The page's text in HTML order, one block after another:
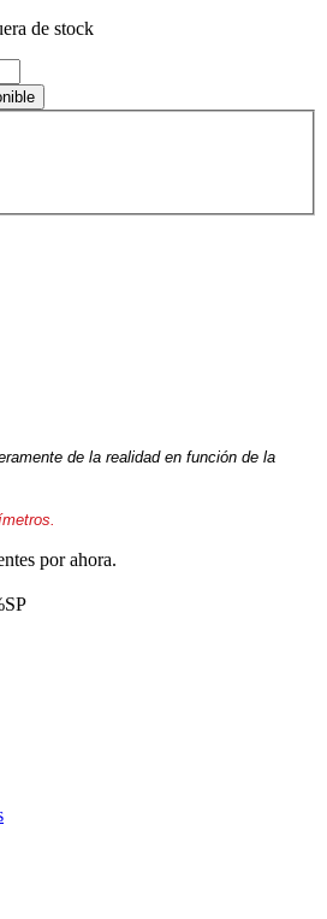
de stock
de la realidad en función de la
por ahora.